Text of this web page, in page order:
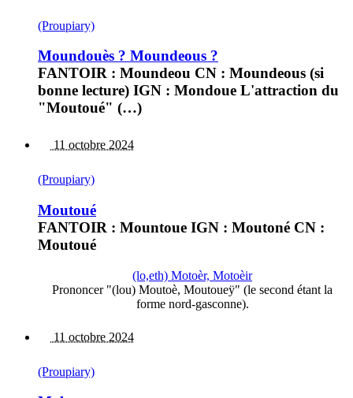
(Proupiary)
Moundouès ? Moundeous ?
FANTOIR : Moundeou CN : Moundeous (si
bonne lecture) IGN : Mondoue L'attraction du
"Moutoué" (…)
11 octobre 2024
(Proupiary)
Moutoué
FANTOIR : Mountoue IGN : Moutoné CN :
Moutoué
(lo,eth) Motoèr, Motoèir
Prononcer "(lou) Moutoè, Moutoueÿ" (le second étant la
forme nord-gasconne).
11 octobre 2024
(Proupiary)